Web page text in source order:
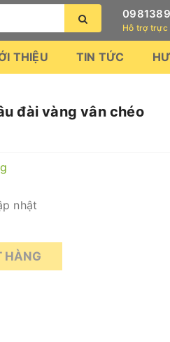
Hỗ trợ trực
THIỆU TIN TỨC
đài vàng vân chéo
nhật
HÀNG